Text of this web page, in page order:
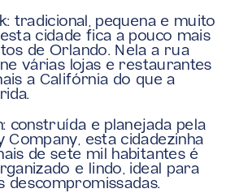
tradicional, pequena e muito
cidade fica a pouco mais
de Orlando. Nela a rua
várias lojas e restaurantes
a Califórnia do que a
construída e planejada pela
Company, esta cidadezinha
de sete mil habitantes é
e lindo, ideal para
descompromissadas.